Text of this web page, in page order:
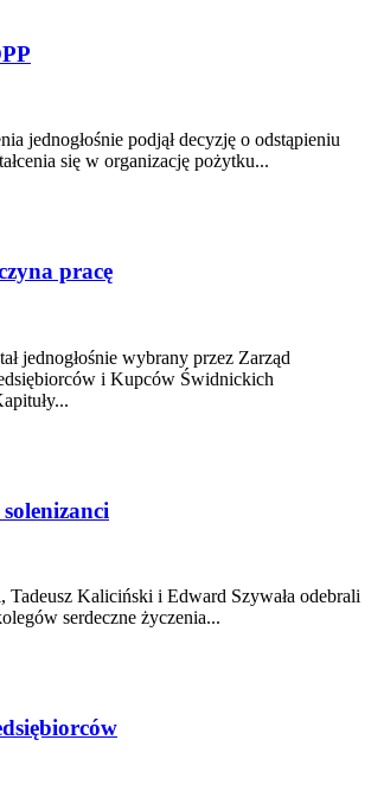
jednogłośnie podjął decyzję o odstąpieniu
się w organizację pożytku...
pracę
jednogłośnie wybrany przez Zarząd
i Kupców Świdnickich
Kaliciński i Edward Szywała odebrali
serdeczne życzenia...